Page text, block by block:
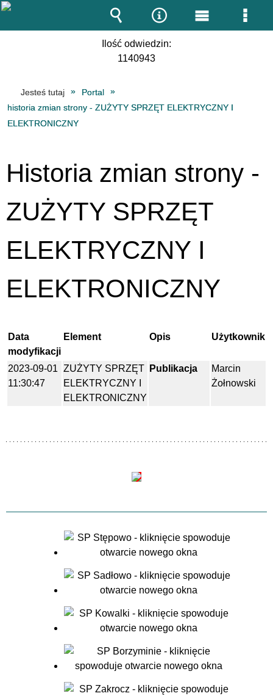
Ilość odwiedzin:
1140943
Jesteś tutaj
Portal
historia zmian strony - ZUŻYTY SPRZĘT ELEKTRYCZNY I
ELEKTRONICZNY
Historia zmian strony -
ZUŻYTY SPRZĘT
ELEKTRYCZNY I
ELEKTRONICZNY
Data
modyfikacji
Element Opis Użytkownik
2023-09-01
11:30:47
ZUŻYTY SPRZĘT
ELEKTRYCZNY I
ELEKTRONICZNY
Publikacja
Marcin
Żołnowski
Wyszukiwarka
Narzędzia
Menu